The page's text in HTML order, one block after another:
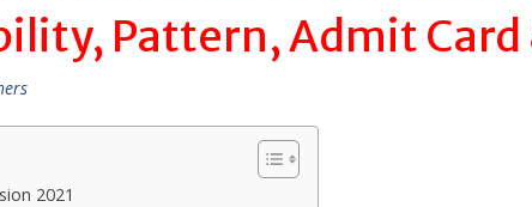
Pattern, Admit Card
2021